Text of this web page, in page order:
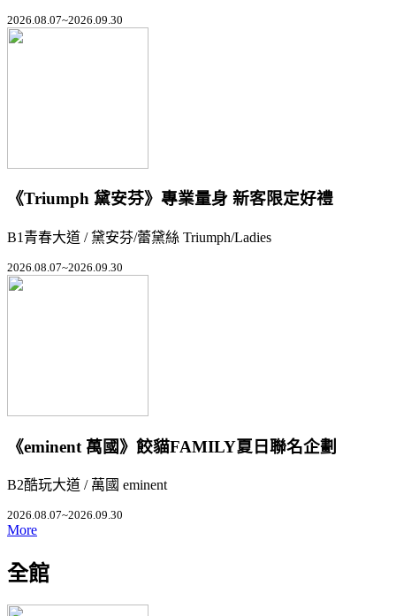
2026.08.07~2026.09.30
《Triumph 黛安芬》專業量身 新客限定好禮
B1青春大道 / 黛安芬/蕾黛絲 Triumph/Ladies
2026.08.07~2026.09.30
《eminent 萬國》餃貓FAMILY夏日聯名企劃
B2酷玩大道 / 萬國 eminent
2026.08.07~2026.09.30
More
全館